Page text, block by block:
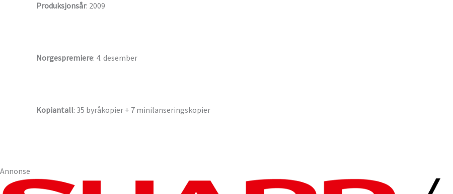
Produksjonsår: 2009
Norgespremiere: 4. desember
Kopiantall: 35 byråkopier + 7 minilanseringskopier
Annonse